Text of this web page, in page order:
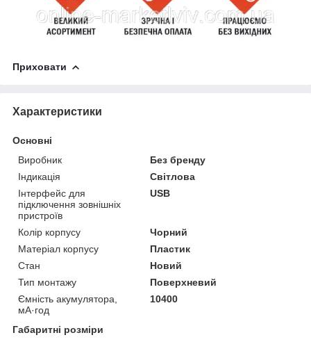
Приховати
Характеристики
Основні
Виробник
Без бренду
Індикація
Світлова
Інтерфейс для
підключення зовнішніх
пристроїв
USB
Колір корпусу
Чорний
Матеріал корпусу
Пластик
Стан
Новий
Тип монтажу
Поверхневий
Ємність акумулятора,
мА·год
10400
Габаритні розміри